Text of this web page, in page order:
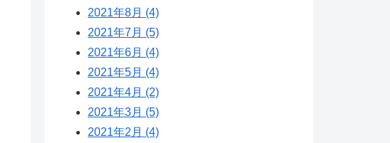
2021年8月 (4)
2021年7月 (5)
2021年6月 (4)
2021年5月 (4)
2021年4月 (2)
2021年3月 (5)
2021年2月 (4)